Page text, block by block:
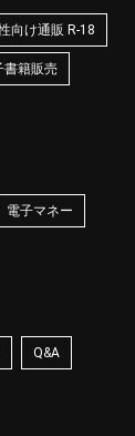
向け通販 R-18
書籍販売
電子マネー
Q&A